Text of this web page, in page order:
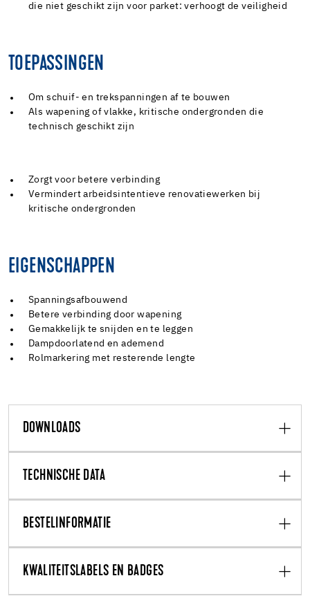
die niet geschikt zijn voor parket: verhoogt de veiligheid
TOEPASSINGEN
Om schuif- en trekspanningen af te bouwen
Als wapening of vlakke, kritische ondergronden die
technisch geschikt zijn
Zorgt voor betere verbinding
Vermindert arbeidsintentieve renovatiewerken bij
kritische ondergronden
EIGENSCHAPPEN
Spanningsafbouwend
Betere verbinding door wapening
Gemakkelijk te snijden en te leggen
Dampdoorlatend en ademend
Rolmarkering met resterende lengte
DOWNLOADS
TECHNISCHE DATA
BESTELINFORMATIE
KWALITEITSLABELS EN BADGES